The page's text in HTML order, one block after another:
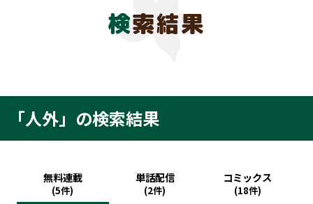
検索結果
「人外」の検索結果
無料連載
(5件)
単話配信
(2件)
コミックス
(18件)